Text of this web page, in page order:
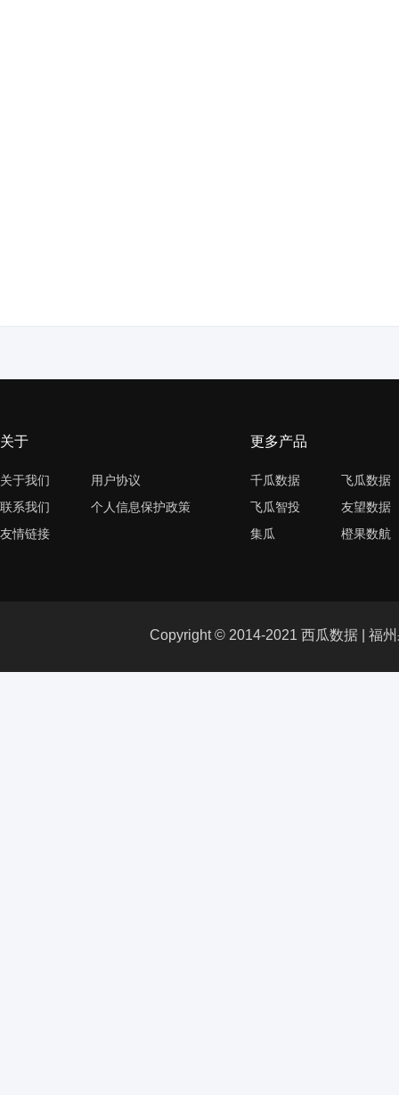
关于
关于我们
联系我们
友情链接
用户协议
个人信息保护政策
更多产品
千瓜数据
飞瓜智投
集瓜
飞瓜数据
友望数据
橙果数航
Copyright © 2014-2021 西瓜数据 | 福